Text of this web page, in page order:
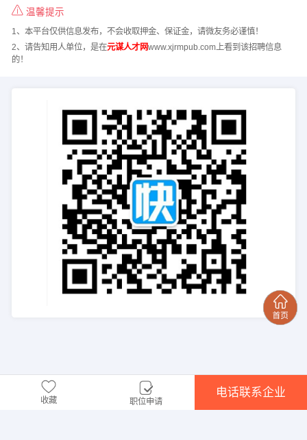
温馨提示
1、本平台仅供信息发布，不会收取押金、保证金，请微友务必谨慎！
2、请告知用人单位，是在元谋人才网www.xjrmpub.com上看到该招聘信息
的！
收藏 职位申请
电话联系企业